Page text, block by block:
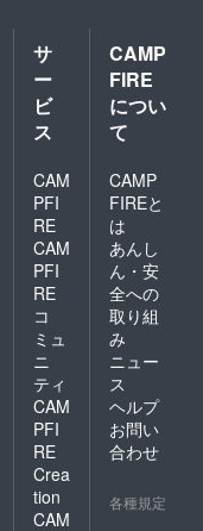
サ
ー
ビ
ス
CAM
PFI
RE
CAM
PFI
RE
コ
ミュ
ニ
ティ
CAM
PFI
RE
Crea
tion
CAM
CAMP
FIRE
につい
て
CAMP
FIREと
は
あんし
ん・安
全への
取り組
み
ニュー
ス
ヘルプ
お問い
合わせ
各種規定